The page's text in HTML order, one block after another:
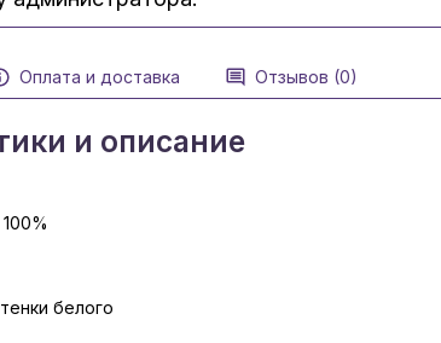
Оплата и доставка Отзывов (0)
и описание
белого